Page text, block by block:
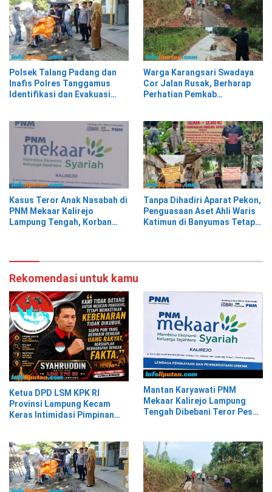
Polsek Talang Padang dan
Inafis Polres Tanggamus
Identifikasi dan Evakuasi
Warga Karangsari Swadaya
Cor Jalan Rusak, Berharap
Perhatian Pemkab
Kasus Teror Anak Nasabah di
PNM Mekaar Kalirejo
Lampung Tengah, Korban
Tanpa Dihadiri Aparat Pekon,
Penguasaan Aset Ahli Waris
Katimun di Banyumas Tetap
Rekomendasi untuk kamu
Ketua DPD LSM KPK RI
Provinsi Lampung Kecam
Keras Intimidasi Pimpinan
Mantan Karyawati PNM
Mekaar Kalirejo Lampung
Tengah Dibebani Teror Pesan